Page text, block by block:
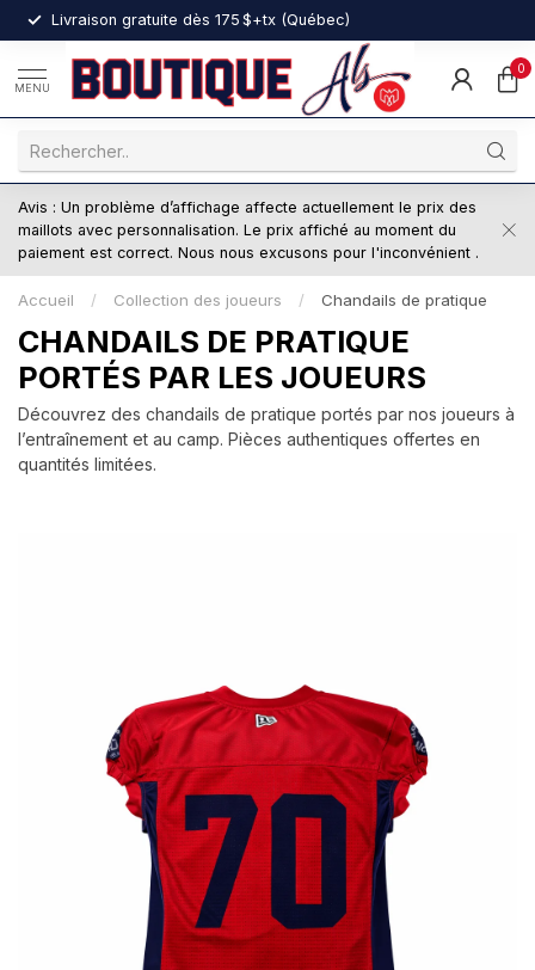
Livraison gratuite dès 175 $+tx (Québec)
MENU
0
Avis : Un problème d’affichage affecte actuellement le prix des
maillots avec personnalisation. Le prix affiché au moment du
paiement est correct. Nous nous excusons pour l'inconvénient .
Accueil / Collection des joueurs / Chandails de pratique
CHANDAILS DE PRATIQUE
PORTÉS PAR LES JOUEURS
Découvrez des chandails de pratique portés par nos joueurs à
l’entraînement et au camp. Pièces authentiques offertes en
quantités limitées.